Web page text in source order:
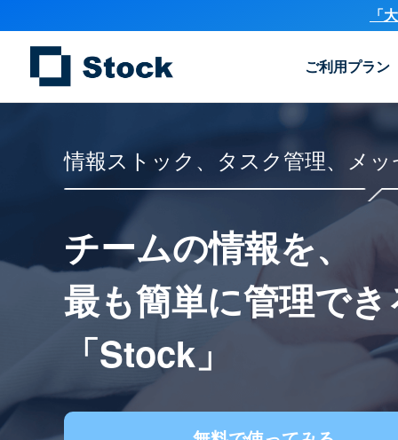
「
ご利用プラン
情報ストック、タスク管理、メ
チームの情報を、
最も簡単に管理で
「Stock」